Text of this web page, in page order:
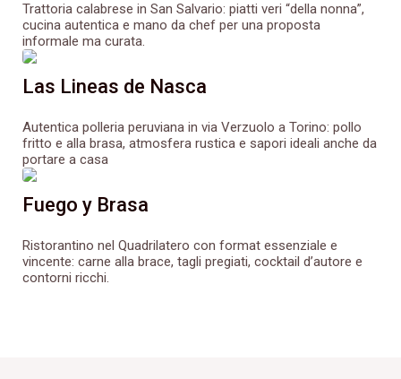
Trattoria calabrese in San Salvario: piatti veri “della nonna”,
cucina autentica e mano da chef per una proposta
informale ma curata.
Las Lineas de Nasca
Autentica polleria peruviana in via Verzuolo a Torino: pollo
fritto e alla brasa, atmosfera rustica e sapori ideali anche da
portare a casa
Fuego y Brasa
Ristorantino nel Quadrilatero con format essenziale e
vincente: carne alla brace, tagli pregiati, cocktail d’autore e
contorni ricchi.